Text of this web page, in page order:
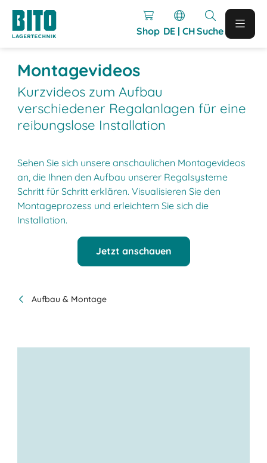
Shop DE | CHSuche
Montagevideos
Kurzvideos zum Aufbau
verschiedener Regalanlagen für eine
reibungslose Installation
Sehen Sie sich unsere anschaulichen Montagevideos
an, die Ihnen den Aufbau unserer Regalsysteme
Schritt für Schritt erklären. Visualisieren Sie den
Montageprozess und erleichtern Sie sich die
Installation.
Jetzt anschauen
Aufbau & Montage